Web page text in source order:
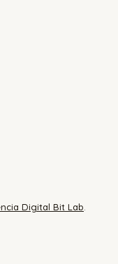
Digital Bit Lab